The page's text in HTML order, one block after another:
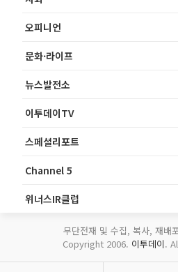
오피니언
문화·라이프
뉴스발전소
이투데이TV
스페셜리포트
Channel 5
위너스IR클럽
무단전재 및 수집, 복사, 재배
Copyright 2006. 이투데이.